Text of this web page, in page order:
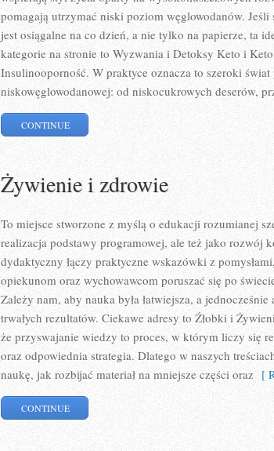
pomagają utrzymać niski poziom węglowodanów. Jeśli
jest osiągalne na co dzień, a nie tylko na papierze, ta
kategorie na stronie to Wyzwania i Detoksy Keto i
Insulinooporność. W praktyce oznacza to szeroki
niskowęglowodanowej: od niskocukrowych deserów,
CONTINUE
Żywienie i zdrowie
To miejsce stworzone z myślą o edukacji rozumianej
realizacja podstawy programowej, ale też jako rozwój
dydaktyczny łączy praktyczne wskazówki z
opiekunom oraz wychowawcom poruszać się po
Zależy nam, aby nauka była łatwiejsza, a
trwałych rezultatów. Ciekawe adresy to Źłobki i
że przyswajanie wiedzy to proces, w którym liczy się
oraz odpowiednia strategia. Dlatego w naszych
naukę, jak rozbijać materiał na mniejsze części oraz [
CONTINUE